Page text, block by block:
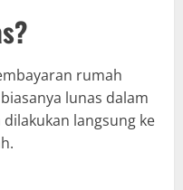
rumah
lunas dalam
langsung ke